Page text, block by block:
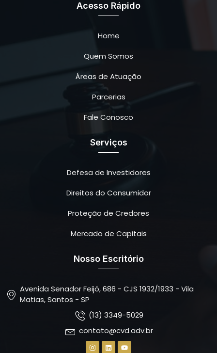
Acesso Rápido
Home
Quem Somos
Áreas de Atuação
Parcerias
Fale Conosco
Serviços
Defesa de Investidores
Direitos do Consumidor
Proteção de Credores
Mercado de Capitais
Nosso Escritório
Avenida Senador Feijó, 686 - CJS 1932/1933 - Vila
Matias, Santos - SP
(13) 3349-5029
contato@cvd.adv.br